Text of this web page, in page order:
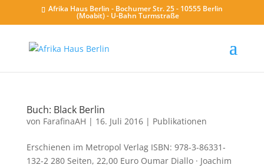
Afrika Haus Berlin - Bochumer Str. 25 - 10555 Berlin
(Moabit) - U-Bahn Turmstraße
Buch: Black Berlin
von FarafinaAH | 16. Juli 2016| Publikationen
Erschienen im Metropol Verlag ISBN: 978-3-86331-
132-2 280 Seiten, 22,00 Euro Oumar Diallo · Joachim